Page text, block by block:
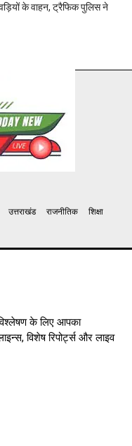
के वाहन, ट्रैफिक पुलिस ने
उत्तराखंड राजनीतिक
शिक्षा
के लिए आपका
विशेष रिपोर्ट्स और लाइव